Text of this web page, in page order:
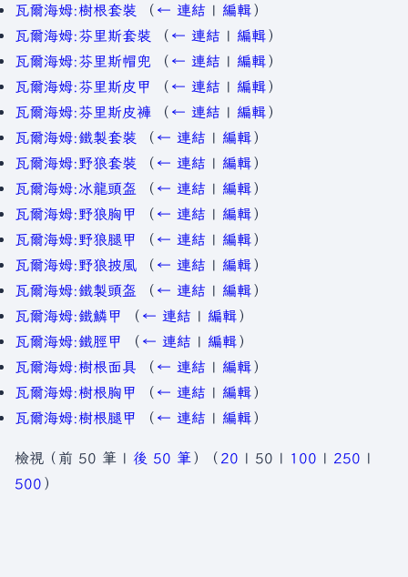
瓦爾海姆:樹根套裝
（ ← 連結 | 編輯）
瓦爾海姆:芬里斯套裝
（ ← 連結 | 編輯）
瓦爾海姆:芬里斯帽兜
（ ← 連結 | 編輯）
瓦爾海姆:芬里斯皮甲
（ ← 連結 | 編輯）
瓦爾海姆:芬里斯皮褲
（ ← 連結 | 編輯）
瓦爾海姆:鐵製套裝
（ ← 連結 | 編輯）
瓦爾海姆:野狼套裝
（ ← 連結 | 編輯）
瓦爾海姆:冰龍頭盔
（ ← 連結 | 編輯）
瓦爾海姆:野狼胸甲
（ ← 連結 | 編輯）
瓦爾海姆:野狼腿甲
（ ← 連結 | 編輯）
瓦爾海姆:野狼披風
（ ← 連結 | 編輯）
瓦爾海姆:鐵製頭盔
（ ← 連結 | 編輯）
瓦爾海姆:鐵鱗甲
（ ← 連結 | 編輯）
瓦爾海姆:鐵脛甲
（ ← 連結 | 編輯）
瓦爾海姆:樹根面具
（ ← 連結 | 編輯）
瓦爾海姆:樹根胸甲
（ ← 連結 | 編輯）
瓦爾海姆:樹根腿甲
（ ← 連結 | 編輯）
檢視（ 前 50 筆 | 後 50 筆 ）（ 20 | 50 | 100 | 250 |
500 ）